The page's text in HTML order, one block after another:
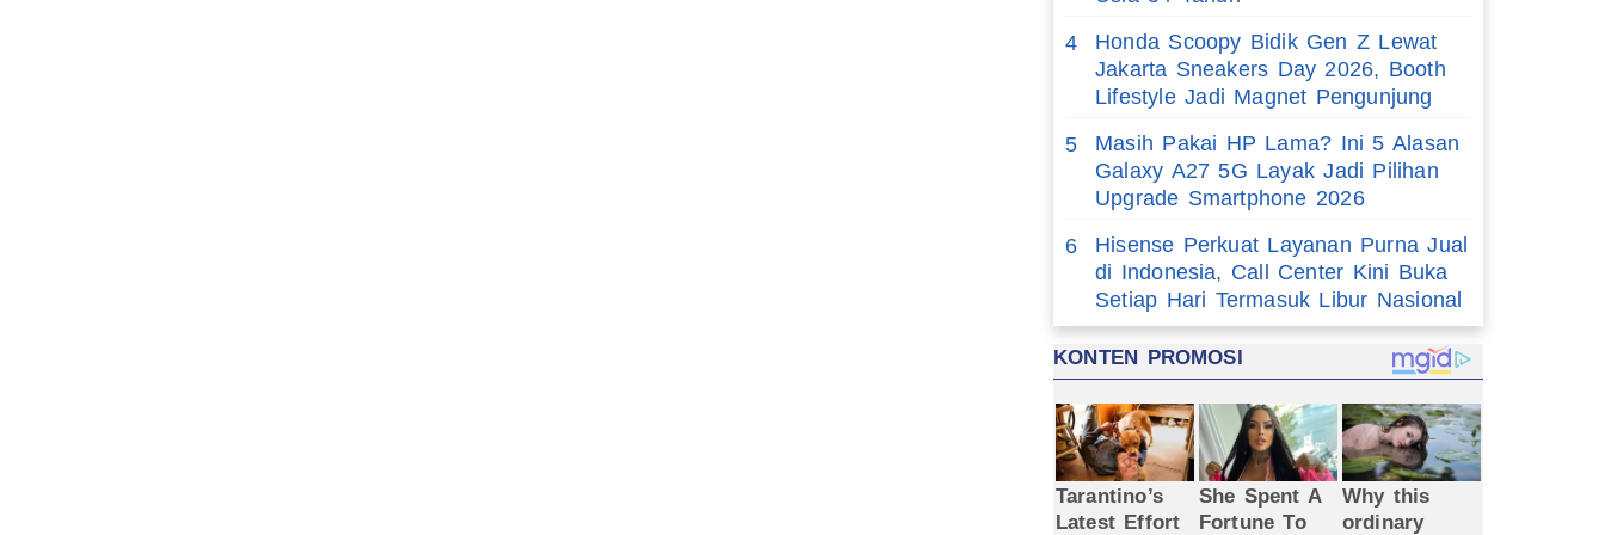
4
Honda Scoopy Bidik Gen Z Lewat
Jakarta Sneakers Day 2026, Booth
Lifestyle Jadi Magnet Pengunjung
5
Masih Pakai HP Lama? Ini 5 Alasan
Galaxy A27 5G Layak Jadi Pilihan
Upgrade Smartphone 2026
6
Hisense Perkuat Layanan Purna Jual
di Indonesia, Call Center Kini Buka
Setiap Hari Termasuk Libur Nasional